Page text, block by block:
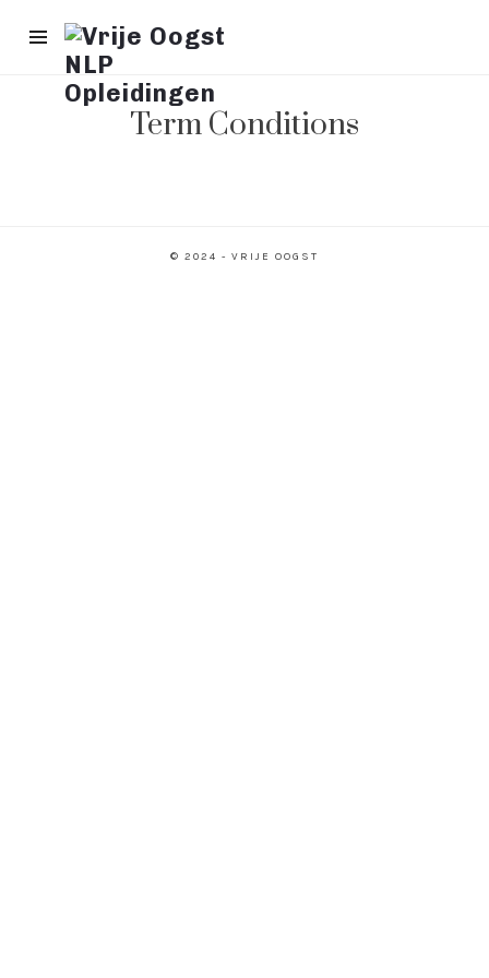
Vrije
Oogst
NLP
Opleidingen
Term Conditions
© 2024 - VRIJE OOGST